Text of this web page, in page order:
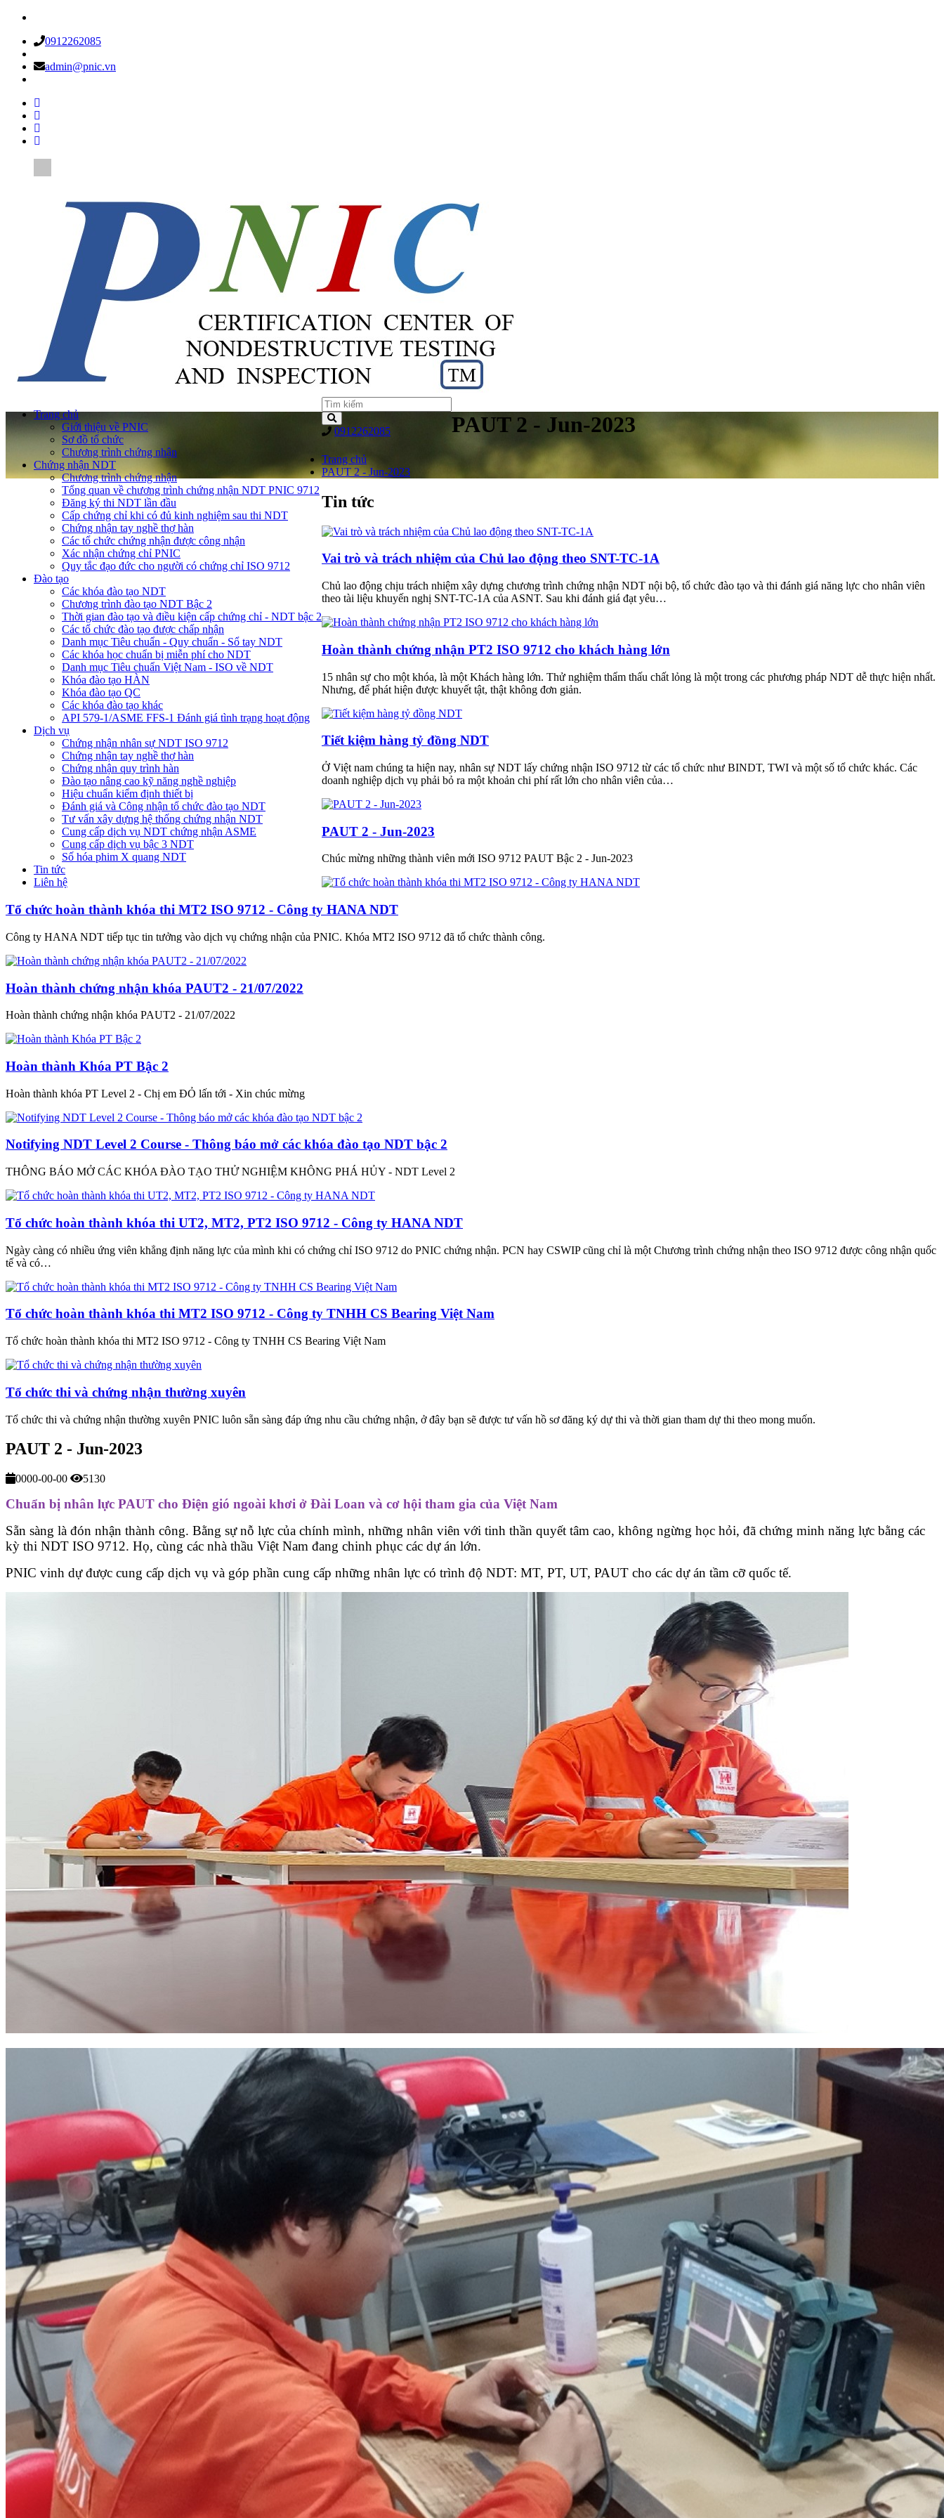
0912262085
admin@pnic.vn
Trang chủ
Giới thiệu về PNIC
Sơ đồ tổ chức
Chương trình chứng nhận
Chứng nhận NDT
Chương trình chứng nhận
Tổng quan về chương trình chứng nhận NDT PNIC 9712
Đăng ký thi NDT lần đầu
Cấp chứng chỉ khi có đủ kinh nghiệm sau thi NDT
Chứng nhận tay nghề thợ hàn
Các tổ chức chứng nhận được công nhận
Xác nhận chứng chỉ PNIC
Quy tắc đạo đức cho người có chứng chỉ ISO 9712
Đào tạo
Các khóa đào tạo NDT
Chương trình đào tạo NDT Bậc 2
Thời gian đào tạo và điều kiện cấp chứng chỉ - NDT bậc 2
Các tổ chức đào tạo được chấp nhận
Danh mục Tiêu chuẩn - Quy chuẩn - Sổ tay NDT
Các khóa học chuẩn bị miễn phí cho NDT
Danh mục Tiêu chuẩn Việt Nam - ISO về NDT
Khóa đào tạo HÀN
Khóa đào tạo QC
Các khóa đào tạo khác
API 579-1/ASME FFS-1 Đánh giá tình trạng hoạt động
Dịch vụ
Chứng nhận nhân sự NDT ISO 9712
Chứng nhận tay nghề thợ hàn
Chứng nhận quy trình hàn
Đào tạo nâng cao kỹ năng nghề nghiệp
Hiệu chuẩn kiểm định thiết bị
Đánh giá và Công nhận tổ chức đào tạo NDT
Tư vấn xây dựng hệ thống chứng nhận NDT
Cung cấp dịch vụ NDT chứng nhận ASME
Cung cấp dịch vụ bậc 3 NDT
Số hóa phim X quang NDT
Tin tức
Liên hệ
0912262085 PAUT 2 - Jun-2023
Trang chủ
PAUT 2 - Jun-2023
Tin tức
Vai trò và trách nhiệm của Chủ lao động theo SNT-TC-1A
Chủ lao động chịu trách nhiệm xây dựng chương trình chứng nhận NDT nội bộ, tổ chức đào tạo và thi đánh giá năng lực cho nhân viên
theo tài liệu khuyến nghị SNT-TC-1A của ASNT. Sau khi đánh giá đạt yêu…
Hoàn thành chứng nhận PT2 ISO 9712 cho khách hàng lớn
15 nhân sự cho một khóa, là một Khách hàng lớn. Thử nghiệm thẩm thấu chất lỏng là một trong các phương pháp NDT dễ thực hiện nhất.
Nhưng, để phát hiện được khuyết tật, thật không đơn giản.
Tiết kiệm hàng tỷ đồng NDT
Ở Việt nam chúng ta hiện nay, nhân sự NDT lấy chứng nhận ISO 9712 từ các tổ chức như BINDT, TWI và một số tổ chức khác. Các
doanh nghiệp dịch vụ phải bỏ ra một khoản chi phí rất lớn cho nhân viên của…
PAUT 2 - Jun-2023
Chúc mừng những thành viên mới ISO 9712 PAUT Bậc 2 - Jun-2023
Tổ chức hoàn thành khóa thi MT2 ISO 9712 - Công ty HANA NDT
Công ty HANA NDT tiếp tục tin tưởng vào dịch vụ chứng nhận của PNIC. Khóa MT2 ISO 9712 đã tổ chức thành công.
Hoàn thành chứng nhận khóa PAUT2 - 21/07/2022
Hoàn thành chứng nhận khóa PAUT2 - 21/07/2022
Hoàn thành Khóa PT Bậc 2
Hoàn thành khóa PT Level 2 - Chị em ĐỎ lấn tới - Xin chúc mừng
Notifying NDT Level 2 Course - Thông báo mở các khóa đào tạo NDT bậc 2
THÔNG BÁO MỞ CÁC KHÓA ĐÀO TẠO THỬ NGHIỆM KHÔNG PHÁ HỦY - NDT Level 2
Tổ chức hoàn thành khóa thi UT2, MT2, PT2 ISO 9712 - Công ty HANA NDT
Ngày càng có nhiều ứng viên khẳng định năng lực của mình khi có chứng chỉ ISO 9712 do PNIC chứng nhận. PCN hay CSWIP cũng chỉ là một Chương trình chứng nhận theo ISO 9712 được công nhận quốc
tế và có…
Tổ chức hoàn thành khóa thi MT2 ISO 9712 - Công ty TNHH CS Bearing Việt Nam
Tổ chức hoàn thành khóa thi MT2 ISO 9712 - Công ty TNHH CS Bearing Việt Nam
Tổ chức thi và chứng nhận thường xuyên
Tổ chức thi và chứng nhận thường xuyên PNIC luôn sẵn sàng đáp ứng nhu cầu chứng nhận, ở đây bạn sẽ được tư vấn hồ sơ đăng ký dự thi và thời gian tham dự thi theo mong muốn.
PAUT 2 - Jun-2023
0000-00-00 5130
Chuẩn bị nhân lực PAUT cho Điện gió ngoài khơi ở Đài Loan và cơ hội tham gia của Việt Nam
Sẵn sàng là đón nhận thành công. Bằng sự nỗ lực của chính mình, những nhân viên với tinh thần quyết tâm cao, không ngừng học hỏi, đã chứng minh năng lực bằng các
kỳ thi NDT ISO 9712. Họ, cùng các nhà thầu Việt Nam đang chinh phục các dự án lớn.
PNIC vinh dự được cung cấp dịch vụ và góp phần cung cấp những nhân lực có trình độ NDT: MT, PT, UT, PAUT cho các dự án tầm cỡ quốc tế.